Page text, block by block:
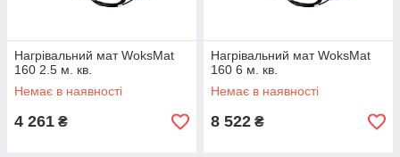
Нагрівальний мат WoksMat
160 2.5 м. кв.
Немає в наявності
4 261 ₴
Нагрівальний мат WoksMat
160 6 м. кв.
Немає в наявності
8 522 ₴